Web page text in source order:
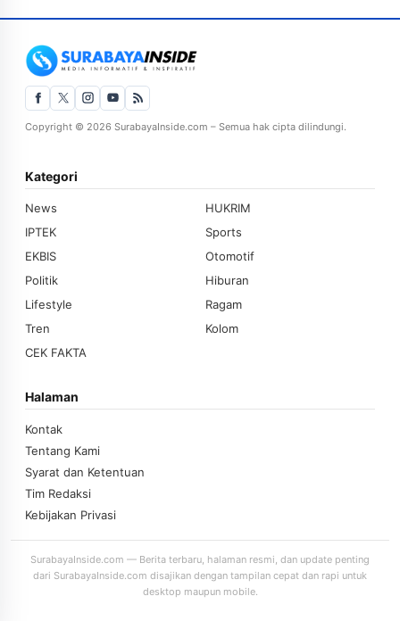
Copyright © 2026 SurabayaInside.com – Semua hak cipta dilindungi.
Kategori
News
HUKRIM
IPTEK
Sports
EKBIS
Otomotif
Politik
Hiburan
Lifestyle
Ragam
Tren
Kolom
CEK FAKTA
Halaman
Kontak
Tentang Kami
Syarat dan Ketentuan
Tim Redaksi
Kebijakan Privasi
SurabayaInside.com — Berita terbaru, halaman resmi, dan update penting
dari SurabayaInside.com disajikan dengan tampilan cepat dan rapi untuk
desktop maupun mobile.